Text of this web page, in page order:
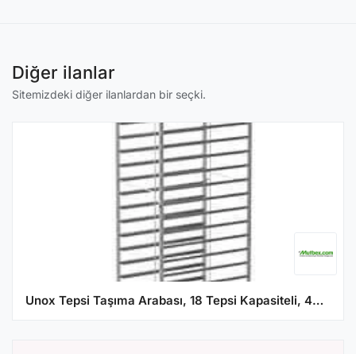
Diğer ilanlar
Sitemizdeki diğer ilanlardan bir seçki.
Unox Tepsi Taşıma Arabası, 18 Tepsi Kapasiteli, 40x60 cm, XTB0003